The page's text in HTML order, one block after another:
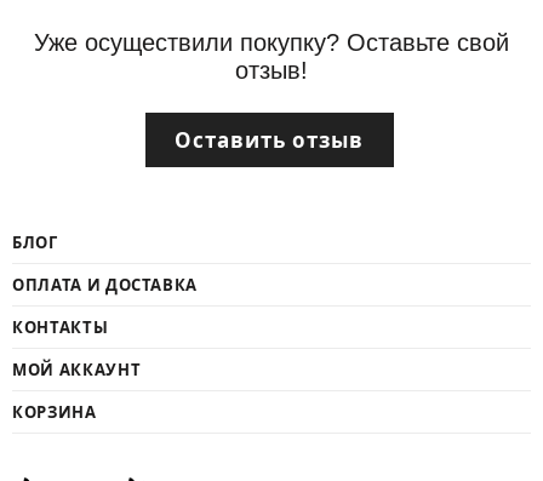
Уже осуществили покупку? Оставьте свой
отзыв!
Оставить отзыв
БЛОГ
ОПЛАТА И ДОСТАВКА
КОНТАКТЫ
МОЙ АККАУНТ
КОРЗИНА